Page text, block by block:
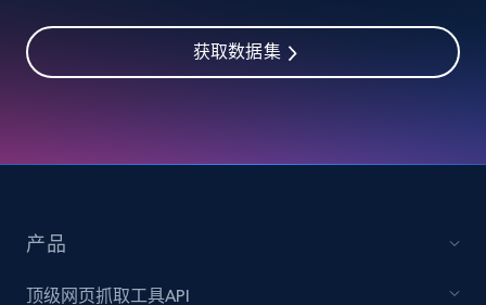
获取数据集
产品
顶级网页抓取工具API